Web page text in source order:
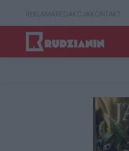
REKLAMAREDAKCJAKONTAKT